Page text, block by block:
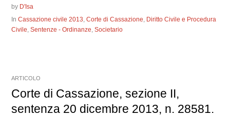
by D'Isa
InCassazione civile 2013,Corte di Cassazione, Diritto Civile e Procedura
Civile,Sentenze - Ordinanze,Societario
ARTICOLO
Corte di Cassazione, sezione II,
sentenza 20 dicembre 2013, n. 28581.